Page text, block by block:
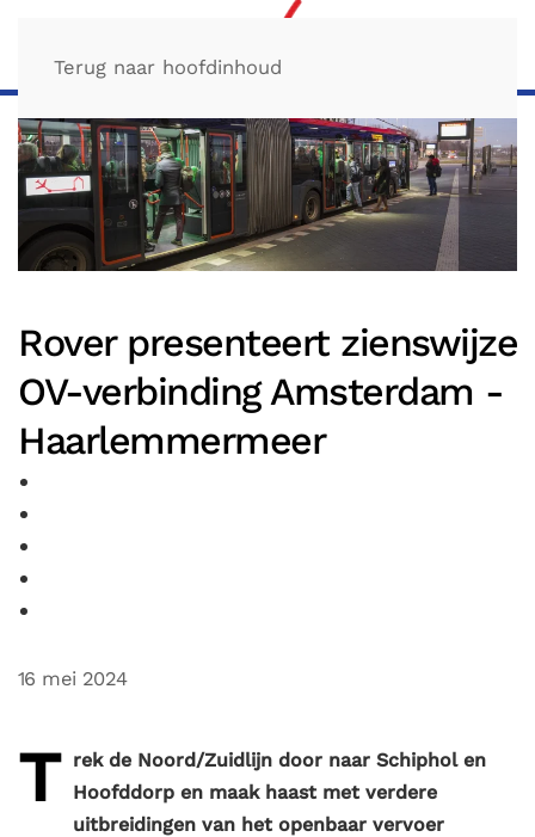
Terug naar hoofdinhoud
Rover presenteert zienswijze
OV-verbinding Amsterdam -
Haarlemmermeer
16 mei 2024
T rek de Noord/Zuidlijn door naar Schiphol en
Hoofddorp en maak haast met verdere
uitbreidingen van het openbaar vervoer